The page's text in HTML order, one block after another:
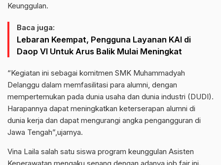
Keunggulan.
Baca juga:
Lebaran Keempat, Pengguna Layanan KAI di
Daop VI Untuk Arus Balik Mulai Meningkat
“Kegiatan ini sebagai komitmen SMK Muhammadyah
Delanggu dalam memfasilitasi para alumni, dengan
mempertemukan pada dunia usaha dan dunia industri (DUDI).
Harapannya dapat meningkatkan keterserapan alumni di
dunia kerja dan dapat mengurangi angka pengangguran di
Jawa Tengah”,ujarnya.
Vina Laila salah satu siswa program keunggulan Asisten